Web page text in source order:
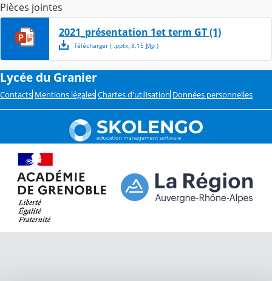
Pièces jointes
2021_présentation 1et term GT (1)
Télécharger( .pptx, 8.15 Mo)
Lycée du Granier
Contacts Mentions légales Chartes d'utilisation Données personnelles